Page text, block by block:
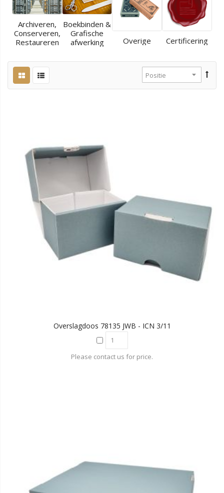
Archiveren,
Conserveren,
Restaureren
Boekbinden &
Grafische
afwerking
Overige Certificering
Overslagdoos 78135 JWB - ICN 3/11
Please contact us for price.